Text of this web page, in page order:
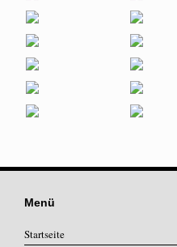
Menü
Startseite